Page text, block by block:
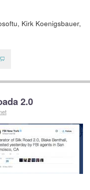
Kirk Koenigsbauer,
2.0